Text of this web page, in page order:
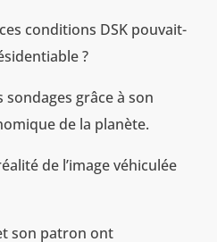
conditions DSK pouvait-
?
sondages grâce à son
de la planète.
de l’image véhiculée
son patron ont